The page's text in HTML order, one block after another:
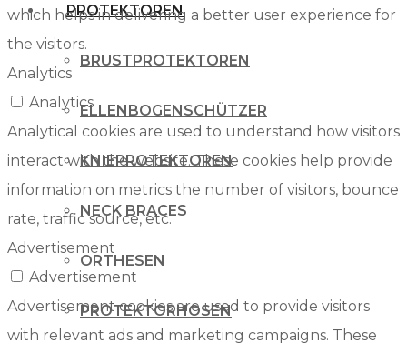
PROTEKTOREN
BRUSTPROTEKTOREN
ELLENBOGENSCHÜTZER
KNIEPROTEKTOREN
NECK BRACES
ORTHESEN
PROTEKTORHOSEN
which helps in delivering a better user experience for
the visitors.
Analytics
Analytics
Analytical cookies are used to understand how visitors
interact with the website. These cookies help provide
information on metrics the number of visitors, bounce
rate, traffic source, etc.
Advertisement
Advertisement
Advertisement cookies are used to provide visitors
with relevant ads and marketing campaigns. These